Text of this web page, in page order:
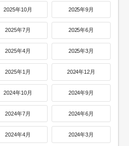
2025年10月 2025年9月
2025年7月 2025年6月
2025年4月 2025年3月
2025年1月 2024年12月
2024年10月 2024年9月
2024年7月 2024年6月
2024年4月 2024年3月